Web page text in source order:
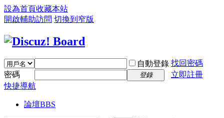
設為首頁收藏本站
開啟輔助訪問 切換到窄版
自動登錄 找回密碼
密碼
登錄
立即註冊
快捷導航
論壇BBS